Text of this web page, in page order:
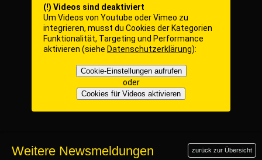
(!) Videos sind deaktiviert
Um Videos von Youtube oder Vimeo zu
integrieren, musst du Cookies der Kategorien
Funktionalität, Targeting und Performance
aktivieren (siehe Datenschutzerklärung):
Cookie-Einstellungen aufrufen
oder
Cookies für Videos aktivieren
Weitere Newsmeldungen zurück zur Übersicht
04.08.2026